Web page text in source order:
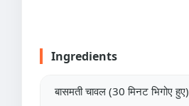
Ingredients
बासमती चावल (30 मिनट भिगोए हुए)